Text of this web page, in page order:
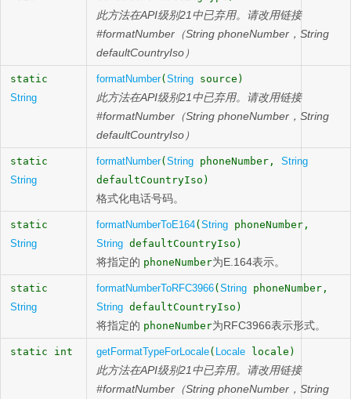
此方法在API级别21中已弃用。请改用链接
#formatNumber（String phoneNumber，String
defaultCountryIso）
static
String
formatNumber( String source)
此方法在API级别21中已弃用。请改用链接
#formatNumber（String phoneNumber，String
defaultCountryIso）
static
String
formatNumber( String phoneNumber, String
defaultCountryIso)
格式化电话号码。
static
String
formatNumberToE164( String phoneNumber,
String defaultCountryIso)
将指定的 phoneNumber为E.164表示。
static
String
formatNumberToRFC3966( String phoneNumber,
String defaultCountryIso)
将指定的 phoneNumber为RFC3966表示形式。
static int getFormatTypeForLocale( Locale locale)
此方法在API级别21中已弃用。请改用链接
#formatNumber（String phoneNumber，String